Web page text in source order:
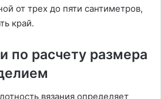
от трех до пяти сантиметров,
край․
по расчету размера
вязания определяет